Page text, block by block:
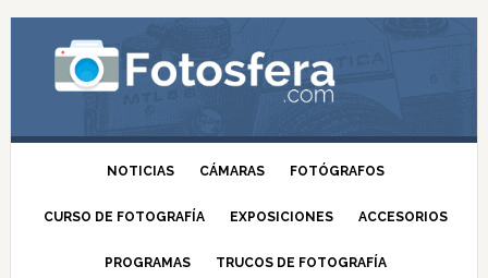
NOTICIAS CÁMARAS FOTÓGRAFOS
CURSO DE FOTOGRAFÍA EXPOSICIONES ACCESORIOS
PROGRAMAS TRUCOS DE FOTOGRAFÍA